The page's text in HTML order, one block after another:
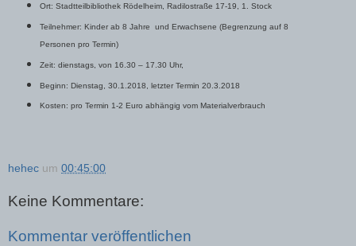
Ort: Stadtteilbibliothek Rödelheim, Radilostraße 17-19, 1. Stock
Teilnehmer: Kinder ab 8 Jahre und Erwachsene (Begrenzung auf 8
Personen pro Termin)
Zeit: dienstags, von 16.30 – 17.30 Uhr,
Beginn: Dienstag, 30.1.2018, letzter Termin 20.3.2018
Kosten: pro Termin 1-2 Euro abhängig vom Materialverbrauch
hehec um 00:45:00
Keine Kommentare:
Kommentar veröffentlichen